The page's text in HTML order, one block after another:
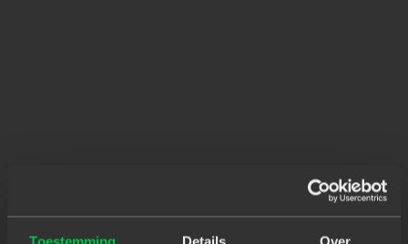
Toestemming Details Over